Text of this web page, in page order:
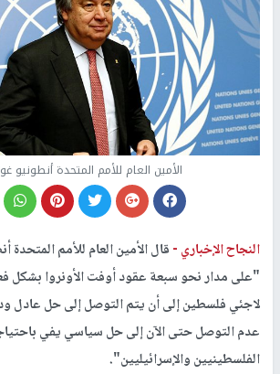
الأمين العام للأمم المتحدة أنطونيو
النجاح الإخباري -قال الأمين العام للأمم
"على مدار نحو سبعة عقود أوفت الأونروا بشكل
لاجئي فلسطين إلى أن يتم التوصل إلى حل عادل
عدم التوصل حتى الآن إلى حل سياسي يفي
الفلسطينيين والإسرائيليين".